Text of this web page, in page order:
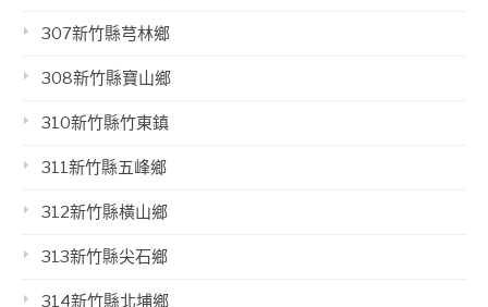
307新竹縣芎林鄉
308新竹縣寶山鄉
310新竹縣竹東鎮
311新竹縣五峰鄉
312新竹縣橫山鄉
313新竹縣尖石鄉
314新竹縣北埔鄉